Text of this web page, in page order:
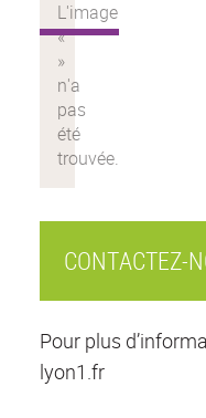
CONTACTEZ-
Pour plus
lyon1.fr